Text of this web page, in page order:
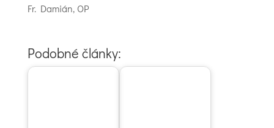
Fr. Damián, OP
Podobné články: